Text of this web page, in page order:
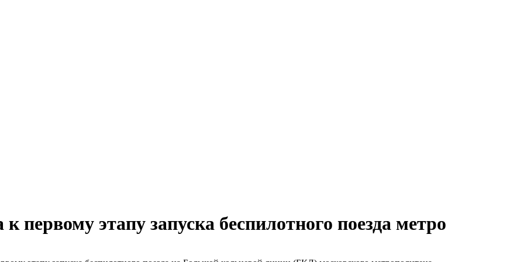
первому этапу запуска беспилотного поезда метро